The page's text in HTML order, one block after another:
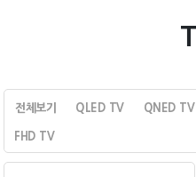
전체보기 QLED TV QNED TV
FHD TV